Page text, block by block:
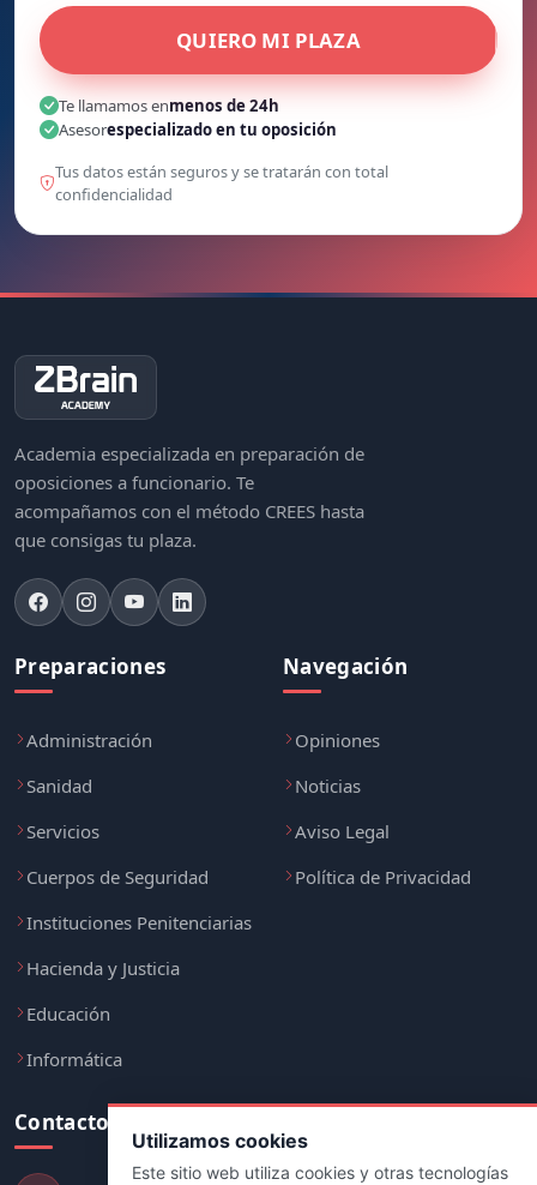
Utilizamos cookies
Este sitio web utiliza cookies y otras tecnologías
QUIERO MI PLAZA
Te llamamos enmenos de 24h
Asesorespecializado en tu oposición
Tus datos están seguros y se tratarán con total
confidencialidad
Academia especializada en preparación de
oposiciones a funcionario. Te
acompañamos con el método CREES hasta
que consigas tu plaza.
Preparaciones
Administración
Sanidad
Servicios
Cuerpos de Seguridad
Instituciones Penitenciarias
Hacienda y Justicia
Educación
Informática
Navegación
Opiniones
Noticias
Aviso Legal
Política de Privacidad
Contacto